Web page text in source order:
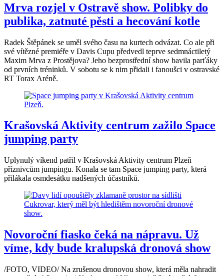
Mrva rozjel v Ostravě show. Polibky do
publika, zatnuté pěsti a hecování kotle
Radek Štěpánek se uměl svého času na kurtech odvázat. Co ale při
své vítězné premiéře v Davis Cupu předvedl teprve sedmnáctiletý
Maxim Mrva z Prostějova? Jeho bezprostřední show bavila parťáky
od prvních tréninků. V sobotu se k nim přidali i fanoušci v ostravské
RT Torax Aréně.
Krašovská Aktivity centrum zažilo Space
jumping party
Uplynulý víkend patřil v Krašovská Aktivity centrum Plzeň
příznivcům jumpingu. Konala se tam Space jumping party, která
přilákala osmdesátku nadšených účastníků.
Novoroční fiasko čeká na nápravu. Už
víme, kdy bude kralupská dronová show
/FOTO, VIDEO/ Na zrušenou dronovou show, která měla nahradit